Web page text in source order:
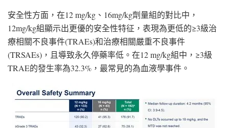
安全性方面，在12 mg/kg、16mg/kg劑量組的對比中，
12mg/kg組顯示出更優的安全性特征，表現為更低的≥3級治
療相關不良事件(TRAEs)和治療相關嚴重不良事件
(TRSAEs)，且導致永久停藥率低。在12 mg/kg組中，≥3級
TRAE的發生率為32.3%，最常見的為血液學事件。